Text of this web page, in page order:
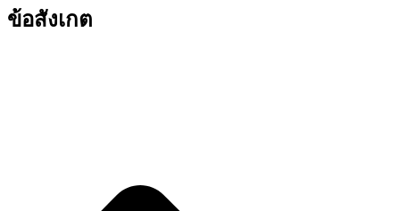
ข้อสังเกต